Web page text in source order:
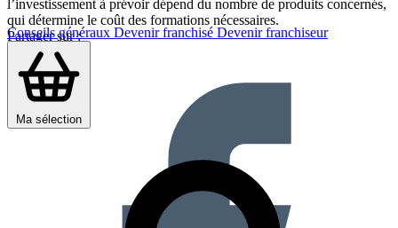
Conseils généraux Devenir franchisé Devenir franchiseur
Ma sélection
l’investissement à prévoir dépend du nombre de produits concernés,
qui détermine le coût des formations nécessaires.
Partager sur :